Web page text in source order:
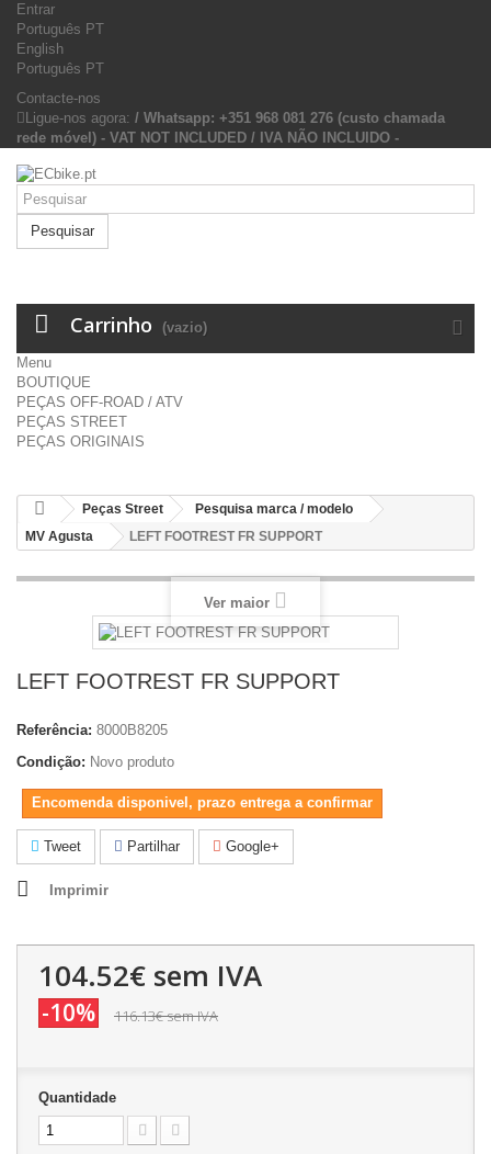
Entrar
Português PT
English
Português PT
Contacte-nos
Ligue-nos agora: / Whatsapp: +351 968 081 276 (custo chamada
rede móvel) - VAT NOT INCLUDED / IVA NÃO INCLUIDO -
Pesquisar
Carrinho (vazio)
Menu
BOUTIQUE
PEÇAS OFF-ROAD / ATV
PEÇAS STREET
PEÇAS ORIGINAIS
Peças Street
Pesquisa marca / modelo
MV Agusta
LEFT FOOTREST FR SUPPORT
Ver maior
LEFT FOOTREST FR SUPPORT
Referência: 8000B8205
Condição: Novo produto
Encomenda disponivel, prazo entrega a confirmar
Tweet Partilhar Google+
Imprimir
104.52€ sem IVA
-10% 116.13€sem IVA
Quantidade